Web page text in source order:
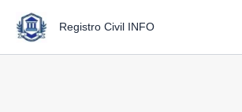
contenido
Registro Civil INFO